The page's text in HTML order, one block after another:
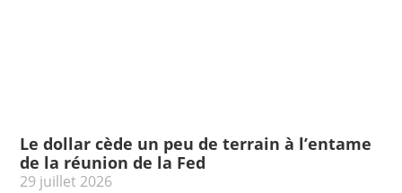
Le dollar cède un peu de terrain à l’entame
de la réunion de la Fed
29 juillet 2026